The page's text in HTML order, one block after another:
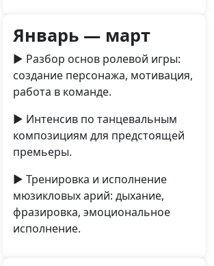
Январь — март
► Разбор основ ролевой игры:
создание персонажа, мотивация,
работа в команде.
► Интенсив по танцевальным
композициям для предстоящей
премьеры.
► Тренировка и исполнение
мюзикловых арий: дыхание,
фразировка, эмоциональное
исполнение.